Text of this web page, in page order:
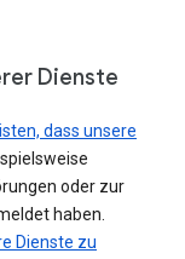
Dienste
dass unsere
oder zur
haben.
Dienste zu